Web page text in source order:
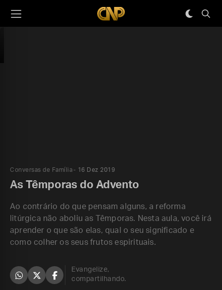
Conversas de Família 16 Dez 2019
As Têmporas do Advento
Ao contrário do que pensam alguns, a reforma
litúrgica não aboliu as Têmporas. Nesta aula, você irá
aprender o que são elas, qual o seu significado e
como colher os seus frutos espirituais.
Evangelize,
compartilhando.